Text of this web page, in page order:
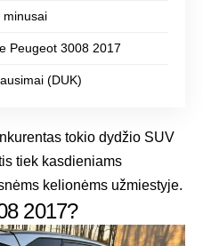
minusai
Peugeot 3008 2017
(DUK)
tokio dydžio SUV
tiek kasdieniams
kelionėms užmiestyje.
2017?